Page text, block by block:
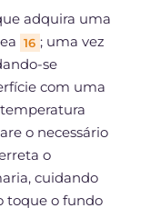
adquira uma
16 ; uma vez
se
com uma
o necessário
o
cuidando
toque o fundo